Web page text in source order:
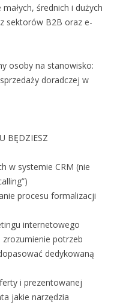
średnich i dużych
sektorów B2B oraz e-
osoby na stanowisko:
doradczej w
BĘDZIESZ
w systemie CRM (nie
procesu formalizacji
internetowego
zrozumienie potrzeb
dedykowaną
i prezentowanej
jakie narzędzia